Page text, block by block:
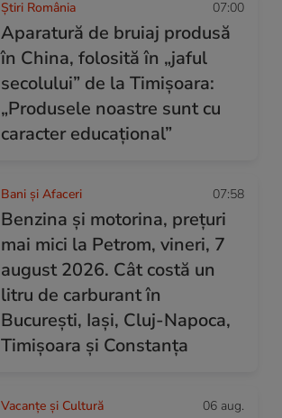
Știri România 07:00
Aparatură de bruiaj produsă
în China, folosită în „jaful
secolului” de la Timișoara:
„Produsele noastre sunt cu
caracter educațional”
Bani și Afaceri 07:58
Benzina și motorina, prețuri
mai mici la Petrom, vineri, 7
august 2026. Cât costă un
litru de carburant în
București, Iași, Cluj-Napoca,
Timișoara și Constanța
Vacanțe și Cultură 06 aug.